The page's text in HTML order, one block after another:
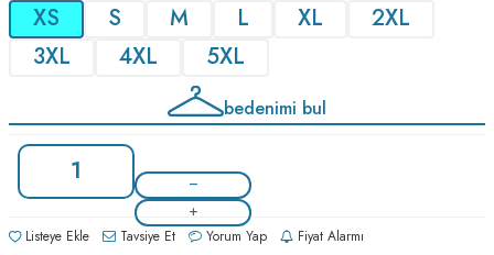
XS S M L XL
2XL
3XL
4XL 5XL
bedenimi bul
Listeye Ekle Tavsiye Et Yorum Yap Fiyat Alarmı